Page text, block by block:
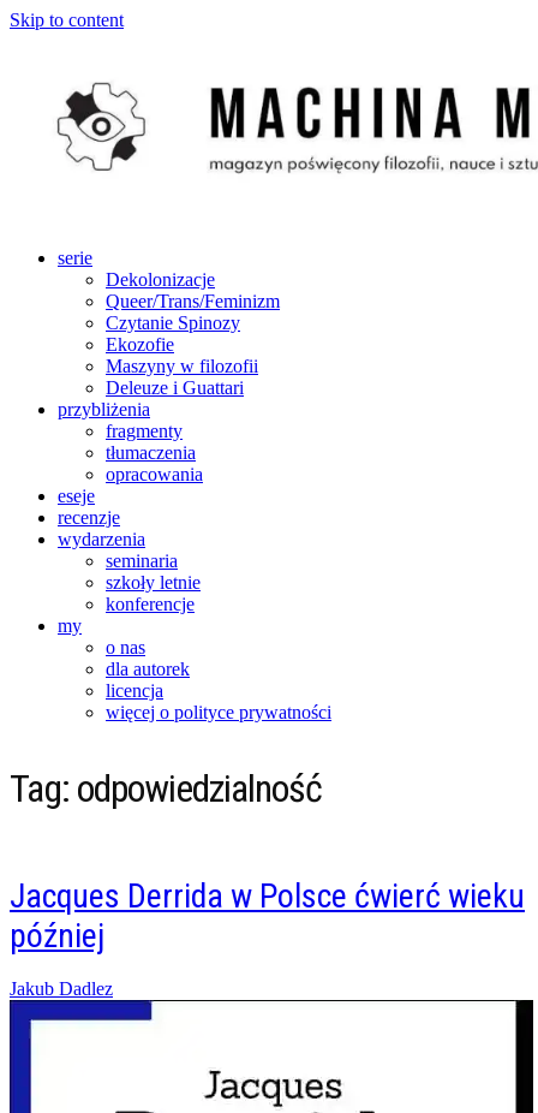
Skip to content
serie
Dekolonizacje
Queer/Trans/Feminizm
Czytanie Spinozy
Ekozofie
Maszyny w filozofii
Deleuze i Guattari
przybliżenia
fragmenty
tłumaczenia
opracowania
eseje
recenzje
wydarzenia
seminaria
szkoły letnie
konferencje
my
o nas
dla autorek
licencja
więcej o polityce prywatności
Tag: odpowiedzialność
Jacques Derrida w Polsce ćwierć wieku
później
Posted
Jakub Dadlez